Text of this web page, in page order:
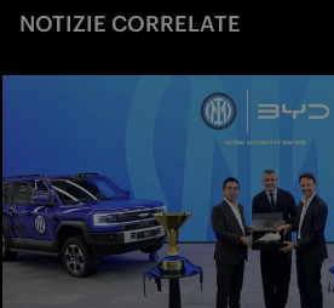
NOTIZIE CORRELATE